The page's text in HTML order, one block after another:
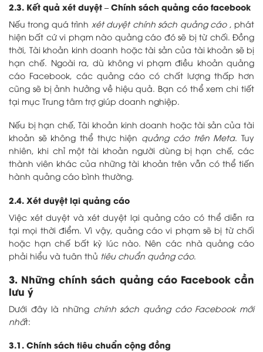
2.3. Kết quả xét duyệt – Chính sách quảng cáo facebook
Nếu trong quá trình xét duyệt chính sách quảng cáo, phát
hiện bất cứ vi phạm nào quảng cáo đó sẽ bị từ chối. Đồng
thời, Tài khoản kinh doanh hoặc tài sản của tài khoản sẽ bị
hạn chế. Ngoài ra, dù không vi phạm điều khoản quảng
cáo Facebook, các quảng cáo có chất lượng thấp hơn
cũng sẽ bị ảnh hưởng về hiệu quả. Bạn có thể xem chi tiết
tại mục Trung tâm trợ giúp doanh nghiệp.
Nếu bị hạn chế, Tài khoản kinh doanh hoặc tài sản của tài
khoản sẽ không thể thực hiện quảng cáo trên Meta. Tuy
nhiên, khi chỉ một tài khoản người dùng bị hạn chế, các
thành viên khác của những tài khoản trên vẫn có thể tiến
hành quảng cáo bình thường.
2.4. Xét duyệt lại quảng cáo
Việc xét duyệt và xét duyệt lại quảng cáo có thể diễn ra
tại mọi thời điểm. Vì vậy, quảng cáo vi phạm sẽ bị từ chối
hoặc hạn chế bất kỳ lúc nào. Nên các nhà quảng cáo
phải hiểu và tuân thủ tiêu chuẩn quảng cáo.
3. Những chính sách quảng cáo Facebook cần
lưu ý
Dưới đây là những chính sách quảng cáo Facebook mới
nhất:
3.1. Chính sách tiêu chuẩn cộng đồng